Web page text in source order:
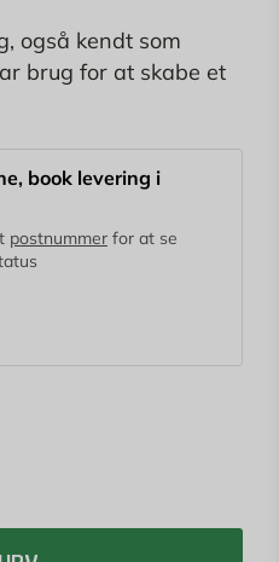
også kendt som
brug for at skabe et
den vand
book levering i
postnummerfor at se